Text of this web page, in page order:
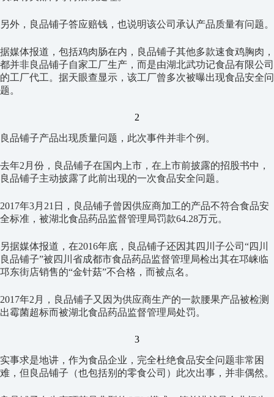
另外，良品铺子答应赔钱，也说明该公司承认产品质量有问题。
据媒体报道，包括鸡肉肠在内，良品铺子其他多款速食鸡胸肉，
都并非良品铺子自家工厂生产，而是由湖北武功记食品有限公司
的工厂代工。据天眼查显示，该工厂曾多次被曝出现食品安全问
题。
2
良品铺子产品出现质量问题，此次事件并非个例。
去年2月份，良品铺子在国内上市，在上市前披露的招股书中，
良品铺子主动披露了此前出现的一次食品安全问题。
2017年3月21日，良品铺子曾因供应商加工的产品不符合食品安
全标准，被湖北食品药品监督管理局罚款64.28万元。
另据媒体报道，在2016年底，良品铺子还因其四川子公司“四川
良品铺子”被四川省成都市食品药品监督管理局检出其在邛崃临
邛东街店销售的“金针菇”不合格，而被点名。
2017年2月，良品铺子又因为供应商生产的一款腰果产品被检测
出霉菌超标而被湖北食品药品监督管理局处罚。
3
实事求是地讲，作为食品企业，完全杜绝食品安全问题非常困
难，但良品铺子（也包括别的零食公司）此次出事，并非偶然。